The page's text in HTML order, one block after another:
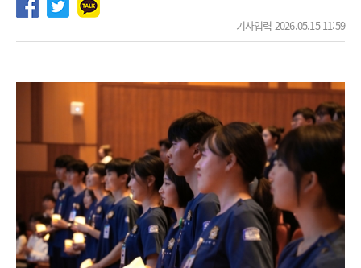
기사입력 2026.05.15 11:59